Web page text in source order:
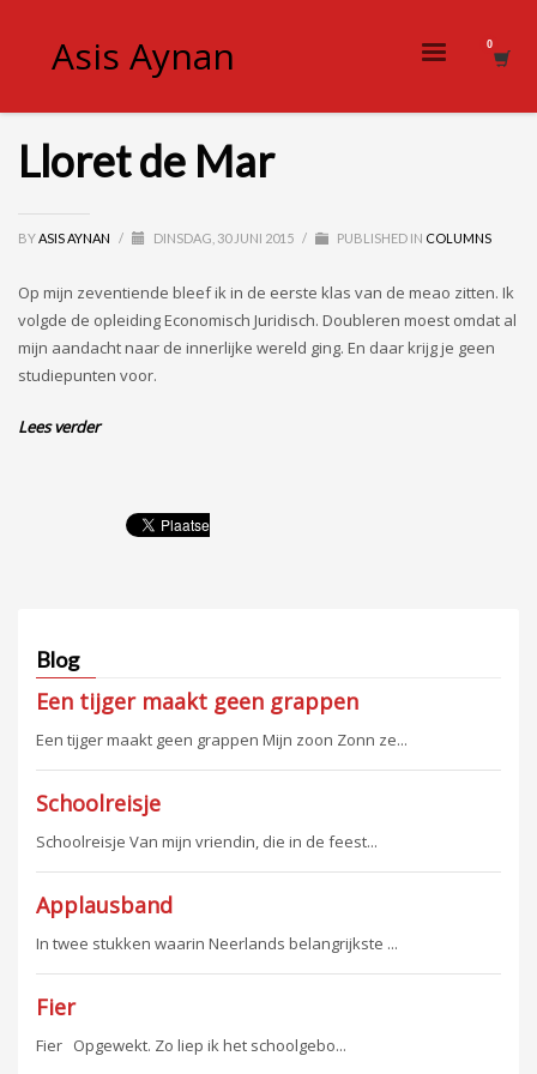
Asis Aynan
Lloret de Mar
BYASIS AYNAN / DINSDAG, 30 JUNI 2015 / PUBLISHED IN COLUMNS
Op mijn zeventiende bleef ik in de eerste klas van de meao zitten. Ik
volgde de opleiding Economisch Juridisch. Doubleren moest omdat al
mijn aandacht naar de innerlijke wereld ging. En daar krijg je geen
studiepunten voor.
Lees verder
Blog
Een tijger maakt geen grappen
Een tijger maakt geen grappen Mijn zoon Zonn ze...
Schoolreisje
Schoolreisje Van mijn vriendin, die in de feest...
Applausband
In twee stukken waarin Neerlands belangrijkste ...
Fier
Fier Opgewekt. Zo liep ik het schoolgebo...